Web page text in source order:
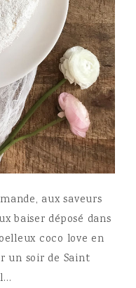
aux saveurs
baiser déposé dans
coco love en
un soir de Saint